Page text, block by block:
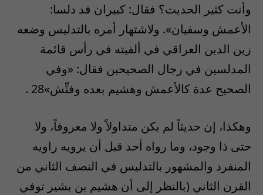
وأنت كثير الحديث؟ فقال: كبيران قد دلسا:
الأعمش وسفيان». ولاشتهار أمره بالتدليس وضعه
زين الدين العراقي في ألفيته في رأس قائمة
المدلسين في رجال الصحيحين فقال: «وفي
الصحيح عدة كالأعمش وهشيم بعده وفتِّش»28 .
وهكذا، إن حديثاً لم يكن متداولاً ولا معروفاً، ولا
حتى ذا وجود، وما رواه أحد قبل أن يرويه راويه
المنفرد والمشهور بالتدليس في النصف الثاني من
القرن الثاني (بالنظر إلى أن هشيم بن بشير توفي